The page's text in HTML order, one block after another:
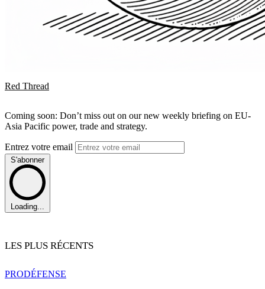
Red Thread
Coming soon: Don’t miss out on our new weekly briefing on EU-
Asia Pacific power, trade and strategy.
Entrez votre email
S'abonner
Loading...
LES PLUS RÉCENTS
PRODÉFENSE